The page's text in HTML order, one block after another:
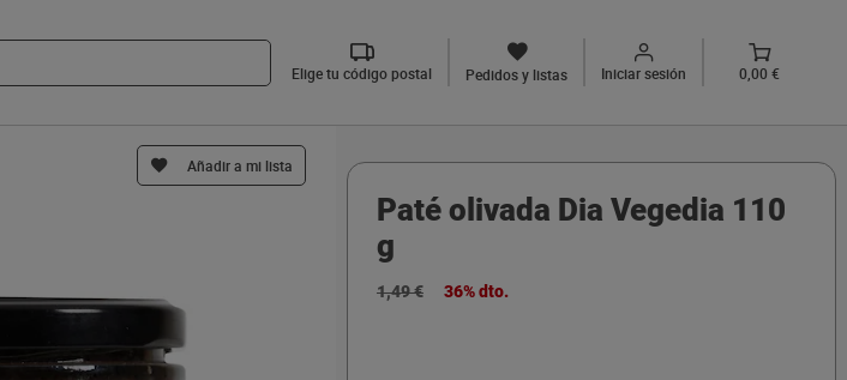
Elige tu código postal Pedidos y listas Iniciar sesión 0,00 €
Añadir a mi lista
Paté olivada Dia Vegedia 110
g
1,49 € 36% dto.